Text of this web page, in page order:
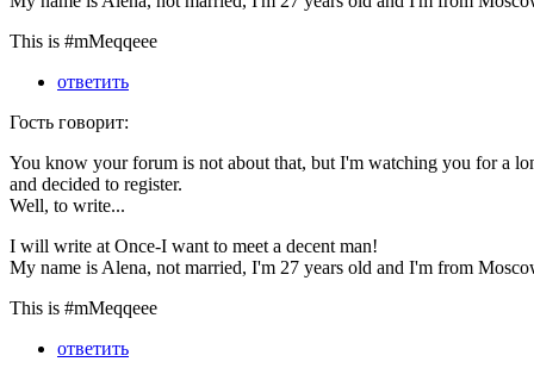
This is #mMeqqeee
ответить
Гость говорит:
You know your forum is not about that, but I'm watching you for a
and decided to register.
Well, to write...
I will write at Once-I want to meet a decent man!
My name is Alena, not married, I'm 27 years old and I'm from
This is #mMeqqeee
ответить